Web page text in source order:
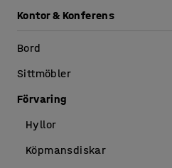
Kontor & Konferens
Bord
Sittmöbler
Förvaring
Hyllor
Köpmansdiskar